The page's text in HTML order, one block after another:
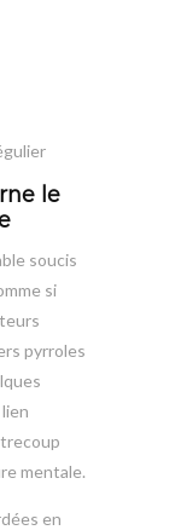
le
soucis
si
pyrroles
mentale.
en